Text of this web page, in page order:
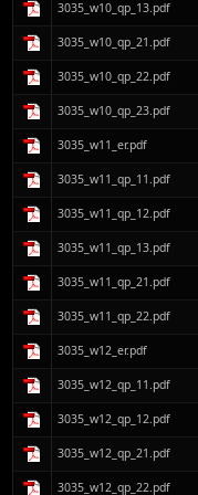
3035_w10_qp_13.pdf
3035_w10_qp_21.pdf
3035_w10_qp_22.pdf
3035_w10_qp_23.pdf
3035_w11_er.pdf
3035_w11_qp_11.pdf
3035_w11_qp_12.pdf
3035_w11_qp_13.pdf
3035_w11_qp_21.pdf
3035_w11_qp_22.pdf
3035_w12_er.pdf
3035_w12_qp_11.pdf
3035_w12_qp_12.pdf
3035_w12_qp_21.pdf
3035_w12_qp_22.pdf